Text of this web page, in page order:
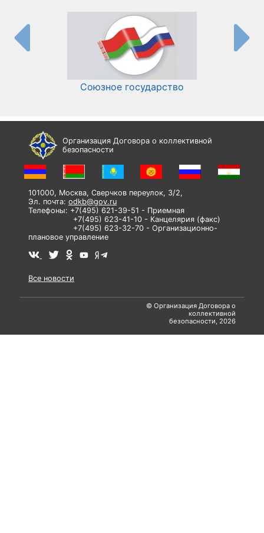
Союзное государство
Организация Договора о коллективной
безопасности
101000, Москва, Сверчков переулок, 3/2,
Эл. почта: odkb@gov.ru
Телефоны: +7(495) 621-39-51 - Приемная
+7(495) 623-41-10 - Канцелярия (факс)
+7(495) 623-32-70 - Организационно-
плановое управление
Все новости
© Организация Договора о
коллективной
безопасности, 2026